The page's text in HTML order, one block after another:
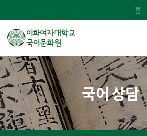
홈
국어 상담